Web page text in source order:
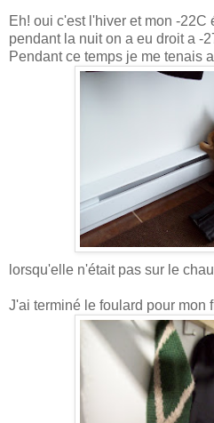
Eh! oui c'est l'hiver et mon -22C
pendant la nuit on a eu droit a -
Pendant ce temps je me tenais
lorsqu'elle n'était pas sur le
J'ai terminé le foulard pour mon